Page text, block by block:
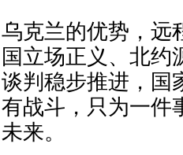
乌克兰的优势，远
国立场正义、北约
谈判稳步推进，国
有战斗，只为一件
未来。